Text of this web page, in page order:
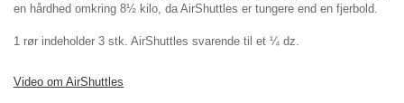
en hårdhed omkring 8½ kilo, da AirShuttles er tungere end en fjerbold.
1 rør indeholder 3 stk. AirShuttles svarende til et ¼ dz.
Video om AirShuttles